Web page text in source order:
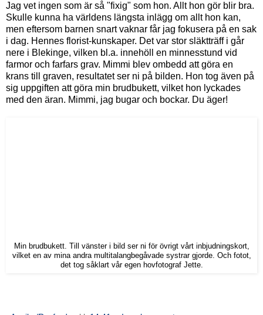
Jag vet ingen som är så "fixig" som hon. Allt hon gör blir bra.
Skulle kunna ha världens längsta inlägg om allt hon kan,
men eftersom barnen snart vaknar får jag fokusera på en sak
i dag. Hennes florist-kunskaper. Det var stor släktträff i går
nere i Blekinge, vilken bl.a. innehöll en minnesstund vid
farmor och farfars grav. Mimmi blev ombedd att göra en
krans till graven, resultatet ser ni på bilden. Hon tog även på
sig uppgiften att göra min brudbukett, vilket hon lyckades
med den äran. Mimmi, jag bugar och bockar. Du äger!
Min brudbukett. Till vänster i bild ser ni för övrigt vårt inbjudningskort,
vilket en av mina andra multitalangbegåvade systrar gjorde. Och fotot,
det tog såklart vår egen hovfotograf Jette.